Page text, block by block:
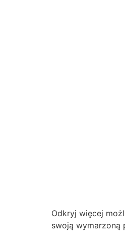
Odkryj więcej
swoją wymarzoną